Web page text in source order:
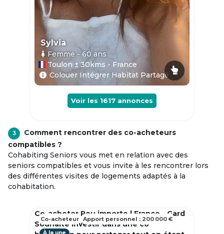
Sylvia
Femme - 60ans
Toulon ± 30kms - France
Colouer Intégrer Habitat Partagé
Voir les 1617 annonces
3
Comment rencontrer des co-acheteurs
compatibles ?
Cohabiting Seniors vous met en relation avec des
seniors compatibles et vous invite à les rencontrer lors
des différentes visites de logements adaptés à la
cohabitation.
Co-acheter Peu importe | France - Gard
Souhaite investir dans une co
Co-acheteur Apport personnel : 200 000 €